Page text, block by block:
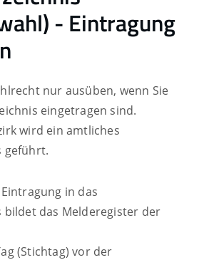
- Eintragung
nur ausüben, wenn Sie
eingetragen sind.
wird ein amtliches
geführt.
in das
bildet das Melderegister der
(Stichtag) vor der